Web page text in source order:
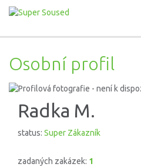
Osobní profil
Radka M.
status: Super Zákazník
zadaných zakázek: 1